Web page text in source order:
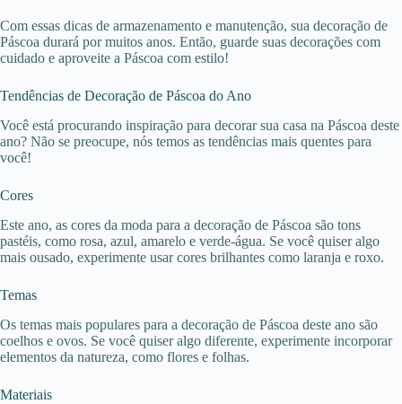
Com essas dicas de armazenamento e manutenção, sua decoração de
Páscoa durará por muitos anos. Então, guarde suas decorações com
cuidado e aproveite a Páscoa com estilo!
Tendências de Decoração de Páscoa do Ano
Você está procurando inspiração para decorar sua casa na Páscoa deste
ano? Não se preocupe, nós temos as tendências mais quentes para
você!
Cores
Este ano, as cores da moda para a decoração de Páscoa são tons
pastéis, como rosa, azul, amarelo e verde-água. Se você quiser algo
mais ousado, experimente usar cores brilhantes como laranja e roxo.
Temas
Os temas mais populares para a decoração de Páscoa deste ano são
coelhos e ovos. Se você quiser algo diferente, experimente incorporar
elementos da natureza, como flores e folhas.
Materiais